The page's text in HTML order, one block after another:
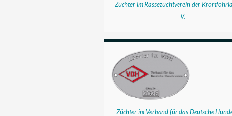
Züchter im Rassezuchtverein der
V.
Züchter im Verband für das Deutsche